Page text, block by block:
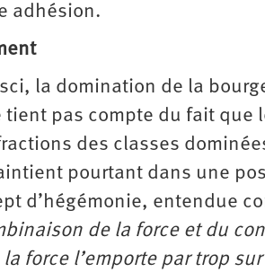
adhésion.
la domination de la
tient pas compte du fait
des classes
pourtant dans une
d’hégémonie, entendue
de la force et du
force l’emporte par trop